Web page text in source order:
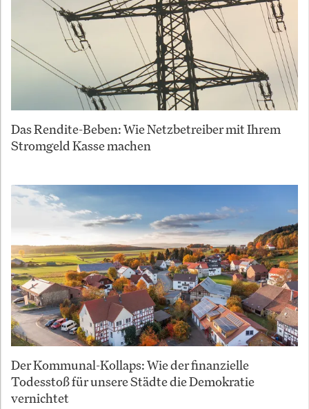
Das Rendite-Beben: Wie Netzbetreiber mit Ihrem
Stromgeld Kasse machen
Der Kommunal-Kollaps: Wie der finanzielle
Todesstoß für unsere Städte die Demokratie
vernichtet